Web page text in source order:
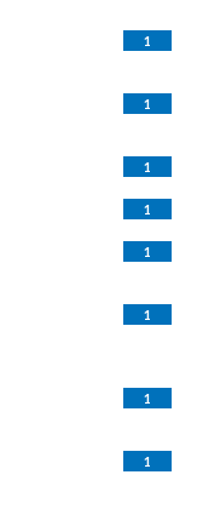
1
1
1
1
1
1
1
1